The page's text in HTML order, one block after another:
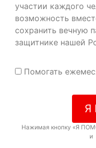
участии каждого
возможность
сохранить вечную
защитнике нашей
Помогать
Я
Нажимая кнопку «Я
и